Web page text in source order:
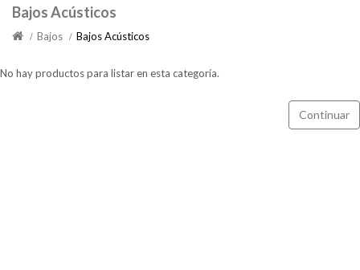
Bajos Acústicos
Bajos Bajos Acústicos
No hay productos para listar en esta categoría.
Continuar